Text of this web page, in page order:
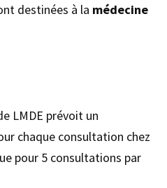
destinées à la médecine
LMDE prévoit un
chaque consultation chez
pour 5 consultations par